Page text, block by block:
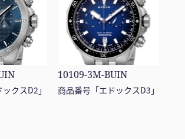
クスD2」
10109-3M-BUIN
商品番号「エドックスD3」